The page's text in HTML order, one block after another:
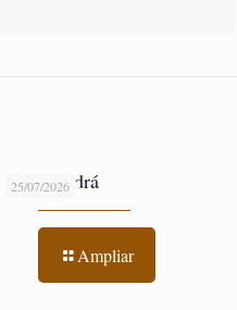
25/07/2026
Que Vendrá
Ampliar